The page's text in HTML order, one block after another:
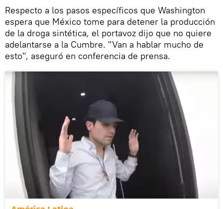
Respecto a los pasos específicos que Washington
espera que México tome para detener la producción
de la droga sintética, el portavoz dijo que no quiere
adelantarse a la Cumbre. "Van a hablar mucho de
esto", aseguró en conferencia de prensa.